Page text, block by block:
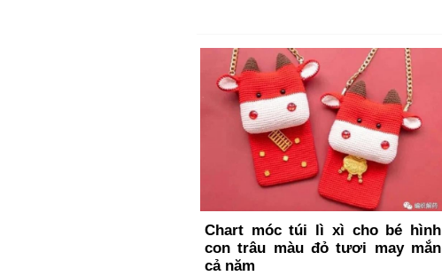
Chart móc túi lì xì cho bé hình
con trâu màu đỏ tươi may mắn
cả năm